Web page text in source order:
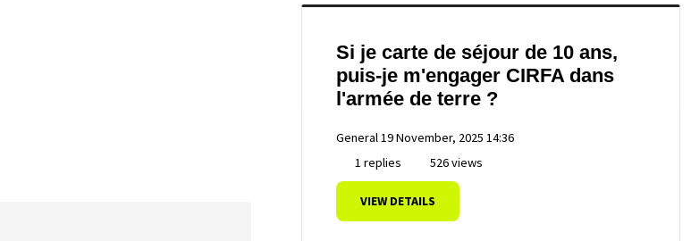
Si je carte de séjour de 10 ans,
puis-je m'engager CIRFA dans
l'armée de terre ?
General19 November, 2025 14:36
1 replies
526 views
VIEW DETAILS